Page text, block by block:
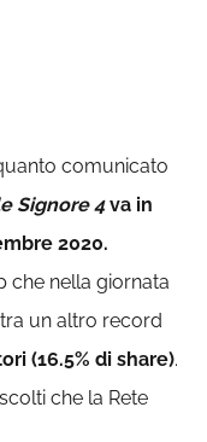
comunicato
Signore 4va in
2020.
che nella giornata
un altro record
(16.5% di share).
che la Rete